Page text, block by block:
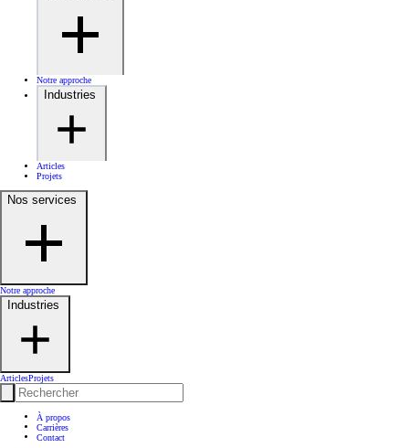
Notre approche
Industries
Articles
Projets
Nos services
Notre approche
Industries
ArticlesProjets
À propos
Carrières
Contact